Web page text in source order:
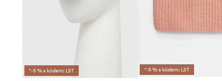
*-5 % s kódem: LST *-5 % s kódem: LST